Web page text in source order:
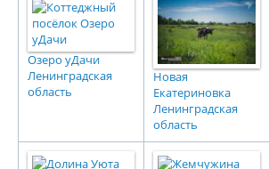
Озеро уДачи
Ленинградская
область
Новая
Екатериновка
Ленинградская
область